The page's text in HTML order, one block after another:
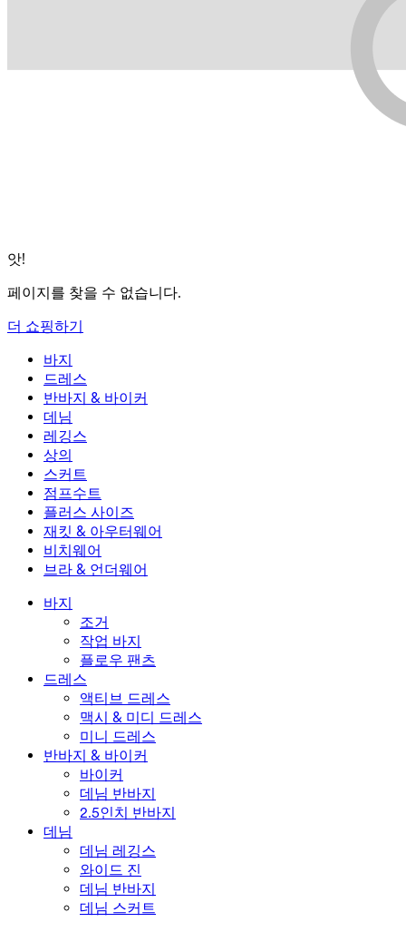
앗!
페이지를 찾을 수 없습니다.
더 쇼핑하기
바지
바지
조거
작업 바지
플로우 팬츠
드레스
드레스
액티브 드레스
맥시 & 미디 드레스
미니 드레스
반바지 & 바이커
반바지 & 바이커
바이커
데님 반바지
2.5인치 반바지
데님
데님
데님 레깅스
와이드 진
데님 반바지
데님 스커트
레깅스
레깅스
데님 레깅스
힙업 레깅스
요가 레깅스
상의
상의
스포츠 브라
티셔츠
스커트
스커트
액티브 스커트
미니 스커트
맥시 & 미디 스커트
점프수트
점프수트
오버롤
롬퍼
플러스 사이즈
플러스 사이즈
플러스 사이즈 하의
플러스 사이즈 상의
플러스 사이즈 드레스
재킷 & 아우터웨어
재킷 & 아우터웨어
재킷 & 아우터웨어
아우터웨어
비치웨어
비치웨어
수영복 상의
수영복 세트
브라 & 언더웨어
브라 & 언더웨어
언더웨어
바지
조거
작업 바지
플로우 팬츠
드레스
액티브 드레스
맥시 & 미디 드레스
미니 드레스
반바지 & 바이커
바이커
데님 반바지
2.5인치 반바지
데님
데님 레깅스
와이드 진
데님 반바지
데님 스커트